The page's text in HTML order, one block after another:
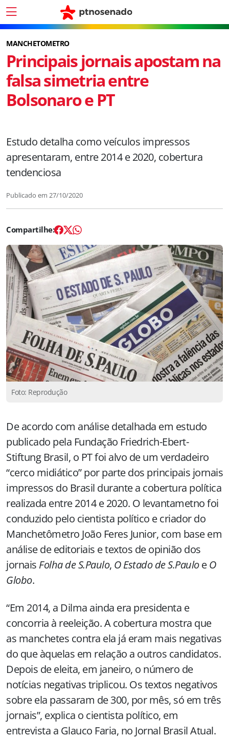
MANCHETOMETRO
Principais jornais apostam na
falsa simetria entre
Bolsonaro e PT
Estudo detalha como veículos impressos
apresentaram, entre 2014 e 2020, cobertura
tendenciosa
Publicado em 27/10/2020
Foto: Reprodução
De acordo com análise detalhada em estudo
publicado pela Fundação Friedrich-Ebert-
Stiftung Brasil, o PT foi alvo de um verdadeiro
“cerco midiático” por parte dos principais jornais
impressos do Brasil durante a cobertura política
realizada entre 2014 e 2020. O levantametno foi
conduzido pelo cientista político e criador do
Manchetômetro João Feres Junior, com base em
análise de editoriais e textos de opinião dos
jornais Folha de S.Paulo, O Estado de S.PauloeO
Globo.
“Em 2014, a Dilma ainda era presidenta e
concorria à reeleição. A cobertura mostra que
as manchetes contra ela já eram mais negativas
do que àquelas em relação a outros candidatos.
Depois de eleita, em janeiro, o número de
notícias negativas triplicou. Os textos negativos
sobre ela passaram de 300, por mês, só em três
jornais”, explica o cientista político, em
entrevista a Glauco Faria, no Jornal Brasil Atual.